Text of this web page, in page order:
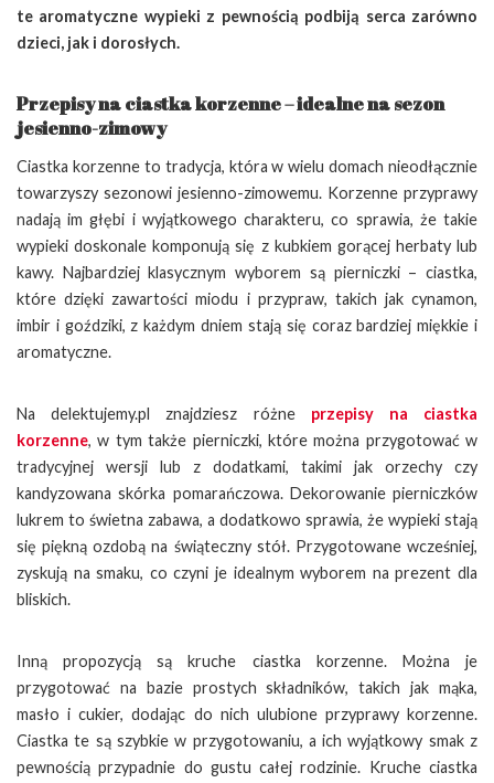
te aromatyczne wypieki z pewnością podbiją serca zarówno
dzieci, jak i dorosłych.
Przepisy na ciastka korzenne – idealne na sezon
jesienno-zimowy
Ciastka korzenne to tradycja, która w wielu domach nieodłącznie
towarzyszy sezonowi jesienno-zimowemu. Korzenne przyprawy
nadają im głębi i wyjątkowego charakteru, co sprawia, że takie
wypieki doskonale komponują się z kubkiem gorącej herbaty lub
kawy. Najbardziej klasycznym wyborem są pierniczki – ciastka,
które dzięki zawartości miodu i przypraw, takich jak cynamon,
imbir i goździki, z każdym dniem stają się coraz bardziej miękkie i
aromatyczne.
Na delektujemy.pl znajdziesz różne przepisy na ciastka
korzenne, w tym także pierniczki, które można przygotować w
tradycyjnej wersji lub z dodatkami, takimi jak orzechy czy
kandyzowana skórka pomarańczowa. Dekorowanie pierniczków
lukrem to świetna zabawa, a dodatkowo sprawia, że wypieki stają
się piękną ozdobą na świąteczny stół. Przygotowane wcześniej,
zyskują na smaku, co czyni je idealnym wyborem na prezent dla
bliskich.
Inną propozycją są kruche ciastka korzenne. Można je
przygotować na bazie prostych składników, takich jak mąka,
masło i cukier, dodając do nich ulubione przyprawy korzenne.
Ciastka te są szybkie w przygotowaniu, a ich wyjątkowy smak z
pewnością przypadnie do gustu całej rodzinie. Kruche ciastka